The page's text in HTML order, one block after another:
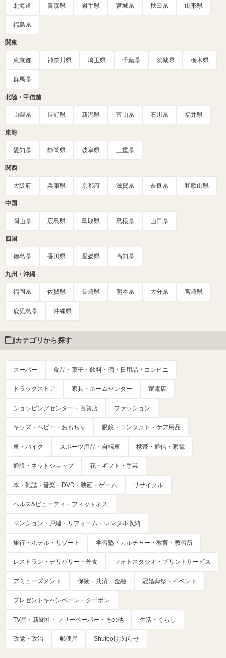
北海道 青森県 岩手県 宮城県 秋田県 山形県
福島県
関東
東京都 神奈川県 埼玉県 千葉県 茨城県 栃木県
群馬県
北陸・甲信越
山梨県 長野県 新潟県 富山県 石川県 福井県
東海
愛知県 静岡県 岐阜県 三重県
関西
大阪府 兵庫県 京都府 滋賀県 奈良県 和歌山県
中国
岡山県 広島県 鳥取県 島根県 山口県
四国
徳島県 香川県 愛媛県 高知県
九州・沖縄
福岡県 佐賀県 長崎県 熊本県 大分県 宮崎県
鹿児島県 沖縄県
カテゴリから探す
スーパー 食品・菓子・飲料・酒・日用品・コンビニ
ドラッグストア 家具・ホームセンター 家電店
ショッピングセンター・百貨店 ファッション
キッズ・ベビー・おもちゃ 眼鏡・コンタクト・ケア用品
車・バイク スポーツ用品・自転車 携帯・通信・家電
通販・ネットショップ 花・ギフト・手芸
本・雑誌・音楽・DVD・映画・ゲーム リサイクル
ヘルス&ビューティ・フィットネス
マンション・戸建・リフォーム・レンタル収納
旅行・ホテル・リゾート 学習塾・カルチャー・教育・教習所
レストラン・デリバリー・外食 フォトスタジオ・プリントサービス
アミューズメント 保険・共済・金融 冠婚葬祭・イベント
プレゼントキャンペーン・クーポン
TV局・新聞社・フリーペーパー・その他 生活・くらし
政党・政治 郵便局 Shufoo!お知らせ